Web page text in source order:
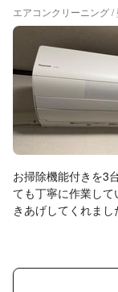
エアコンクリーニング
お掃除機能付きを3
ても丁寧に作業し
きあげしてくれま